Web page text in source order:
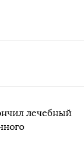
лечебный